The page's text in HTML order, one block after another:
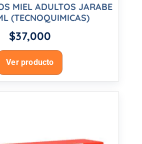
MIEL ADULTOS JARABE
(TECNOQUIMICAS)
$37,000
Ver producto